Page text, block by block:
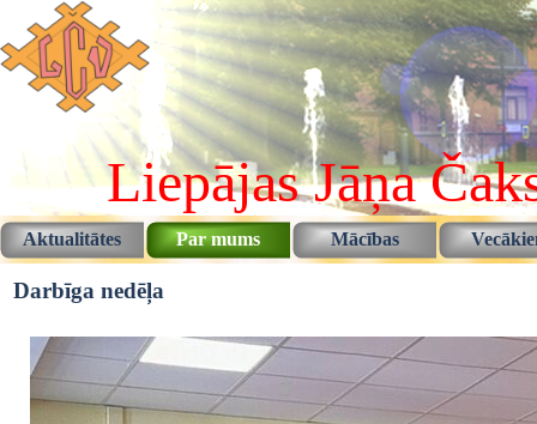
Pāriet uz saturu
Liepājas Jāņa
Aktualitātes Par mums ▼
Mācības ▼
Darbīga nedēļa